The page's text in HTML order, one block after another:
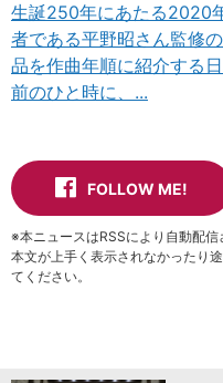
生誕250年にあたる2020
者である平野昭さん監修
品を作曲年順に紹介する
前のひと時に、...
FOLLOW ME!
※本ニュースはRSSにより自動配信
本文が上手く表示されなかったり
てください。